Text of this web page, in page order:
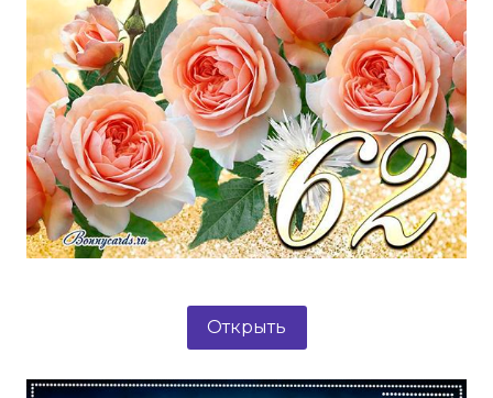
Открыть